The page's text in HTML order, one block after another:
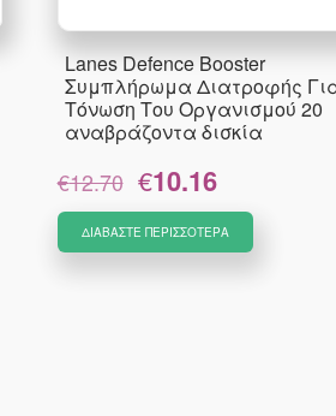
Lanes Defence Booster
Συμπλήρωμα Διατροφής
Τόνωση Του Οργανισμού 20
αναβράζοντα δισκία
€12.70
Original
price
was:
€12.70.
€10.16
τιμή
είναι:
ΔΙΑΒΆΣΤΕ ΠΕΡΙΣΣΌΤΕΡΑ